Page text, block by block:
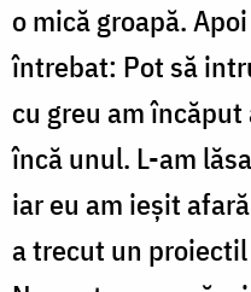
o mică groapă.
întrebat: Pot să
cu greu am
încă unul. L-am
iar eu am ieșit
a trecut un